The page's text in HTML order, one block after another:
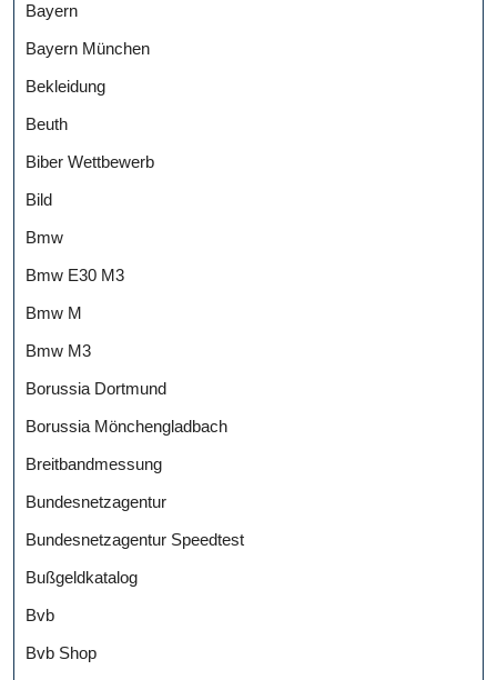
Bayern
Bayern München
Bekleidung
Beuth
Biber Wettbewerb
Bild
Bmw
Bmw E30 M3
Bmw M
Bmw M3
Borussia Dortmund
Borussia Mönchengladbach
Breitbandmessung
Bundesnetzagentur
Bundesnetzagentur Speedtest
Bußgeldkatalog
Bvb
Bvb Shop